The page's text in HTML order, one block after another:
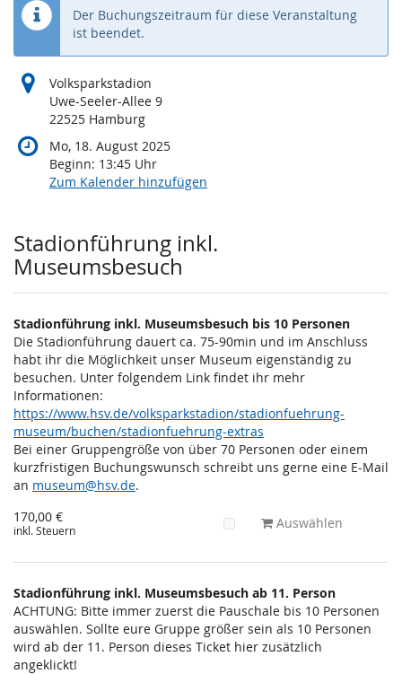
Der Buchungszeitraum für diese Veranstaltung
ist beendet.
Volksparkstadion
Uwe-Seeler-Allee 9
22525 Hamburg
Mo, 18. August 2025
Beginn: 13:45 Uhr
Zum Kalender hinzufügen
Produkte
Stadionführung inkl.
Museumsbesuch
Stadionführung inkl. Museumsbesuch bis 10 Personen
Die Stadionführung dauert ca. 75-90min und im Anschluss
habt ihr die Möglichkeit unser Museum eigenständig zu
besuchen. Unter folgendem Link findet ihr mehr
Informationen:
https://www.hsv.de/volksparkstadion/stadionfuehrung-
museum/buchen/stadionfuehrung-extras
Bei einer Gruppengröße von über 70 Personen oder einem
kurzfristigen Buchungswunsch schreibt uns gerne eine E-Mail
an museum@hsv.de.
170,00 €
inkl. Steuern Auswählen
Stadionführung inkl. Museumsbesuch ab 11. Person
ACHTUNG: Bitte immer zuerst die Pauschale bis 10 Personen
auswählen. Sollte eure Gruppe größer sein als 10 Personen
wird ab der 11. Person dieses Ticket hier zusätzlich
angeklickt!